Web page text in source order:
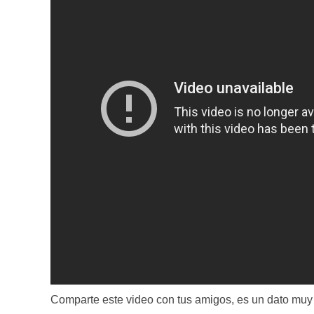
Comparte este video con tus amigos, es un dato